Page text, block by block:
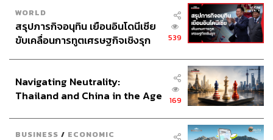
(Aaron Axelrod) จากสหรัฐอเมริกา และอื่นๆ อีกมากมาย
When: วันนี้ถึง 13 มกราคม 2562
Where:Chin’s Gallery ยานนาวา กรุงเทพฯ
How:www.chinsgallery.com/true-will-group/
WORLD
สรุปภารกิจอนุทิน เยือนอินโดนีเซีย
ขับเคลื่อนการทูตเศรษฐกิจเชิงรุก
539
Navigating Neutrality:
Thailand and China in the Age
169
BUSINESS / ECONOMIC